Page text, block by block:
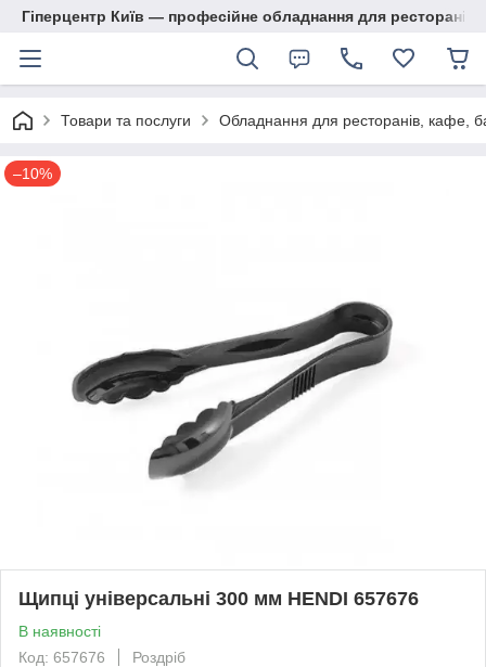
Гіперцентр Київ — професійне обладнання для ресторанів,
Товари та послуги Обладнання для ресторанів, кафе,
–10%
Щипці універсальні 300 мм HENDI 657676
В наявності
Код: 657676
Роздріб